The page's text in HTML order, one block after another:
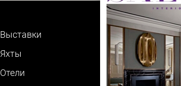
Выставки
Яхты
Отели